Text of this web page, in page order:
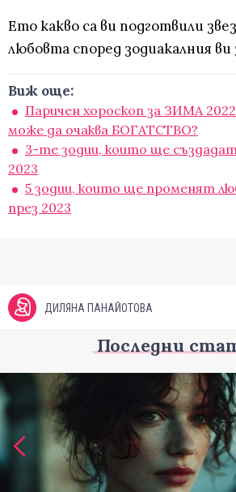
Ето какво са ви подготвили
любовта според зодиакалния ви
Виж още:
Паричен хороскоп за ЗИМА
може да очаква БОГАТСТВО?
3-те зодии, които ще
2023
5 зодии, които ще променят
през 2023
ДИЛЯНА ПАНАЙОТОВА
Последни